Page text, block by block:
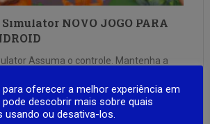
NOVO JOGO PARA
Assuma o controle. Mantenha a
que existe! Em Prison Guard
está nas suas mãos — da rotina
oferecer a melhor experiência em
descobrir mais sobre quais
usando ou desativa-los.